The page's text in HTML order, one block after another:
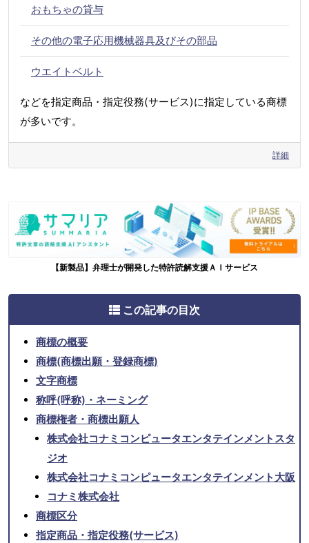
おもちゃの貸与
その他の電子応用機械器具及びその部品
ウエイトベルト
などを指定商品・指定役務(サービス)に指定している商標
が多いです。
詳細
【新製品】弁理士が開発した特許読解支援ＡＩサービス
この記事の目次
商標の概要
商標(商標出願・登録商標)
文字商標
称呼(呼称)・ネーミング
商標権者・商標出願人
株式会社コナミコンピュータエンタテインメントスタ
ジオ
株式会社コナミコンピュータエンタテインメント大阪
コナミ株式会社
商標区分
指定商品・指定役務(サービス)